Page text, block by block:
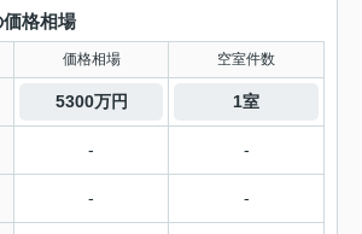
格相場
価格相場 空室件数
5300万円 1室
- -
- -